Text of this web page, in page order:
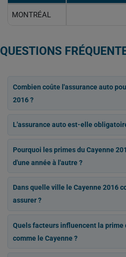
MONTRÉAL
QUESTIONS
Combien coûte l'assurance auto
2016 ?
L'assurance auto est-elle
Pourquoi les primes du Cayenne
d'une année à l'autre ?
Dans quelle ville le Cayenne 2016
assurer ?
Quels facteurs influencent la prime
comme le Cayenne ?